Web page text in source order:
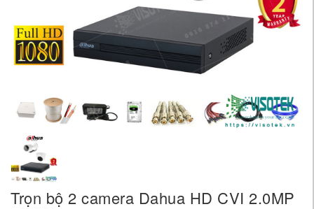
Trọn bộ 2 camera Dahua HD CVI 2.0MP